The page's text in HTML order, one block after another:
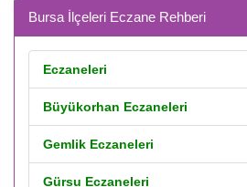
Bursa İlçeleri Eczane Rehberi
Eczaneleri
Büyükorhan Eczaneleri
Gemlik Eczaneleri
Gürsu Eczaneleri